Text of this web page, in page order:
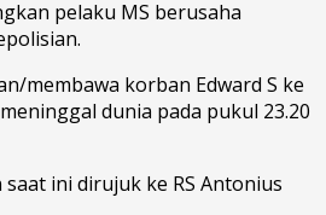
pelaku MS berusaha
membawa korban Edward S ke
dunia pada pukul 23.20
ini dirujuk ke RS Antonius